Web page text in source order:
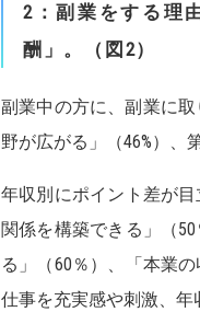
2 ：副業をする理
酬」。（図 2）
副業中の方に、副業に
野が広がる」（46%）、
年収別にポイント差が
関係を構築できる」（
る」（60％）、「本業
仕事を充実感や刺激、年